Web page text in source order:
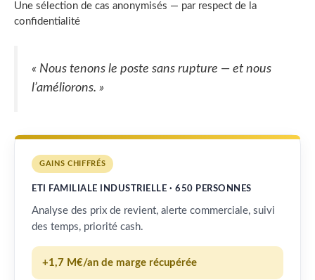
Une sélection de cas anonymisés — par respect de la
confidentialité
« Nous tenons le poste sans rupture — et nous
l’améliorons. »
GAINS CHIFFRÉS
ETI FAMILIALE INDUSTRIELLE · 650 PERSONNES
Analyse des prix de revient, alerte commerciale, suivi
des temps, priorité cash.
+1,7 M€/an de marge récupérée